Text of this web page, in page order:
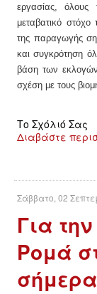
εργασίας,
μεταβατικό
της παραγωγής
και συγκρότηση
βάση των
σχέση με τους
Το Σχόλιό Σας
Διαβάστε
Σάββατο, 02
Για
Ρομά
σήμερα